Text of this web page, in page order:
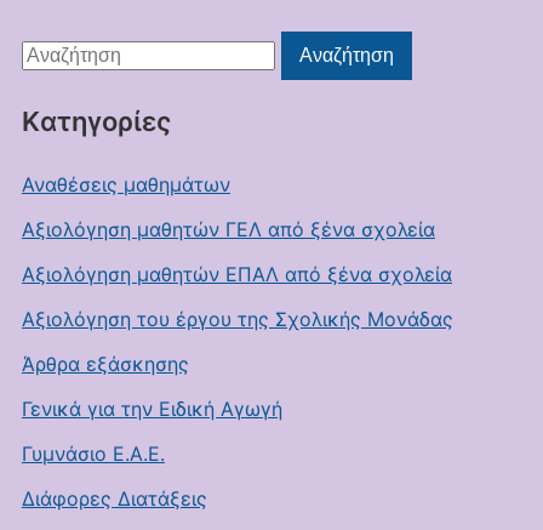
Αναζήτηση
για:
Αναζήτηση
Kατηγορίες
Αναθέσεις μαθημάτων
Αξιολόγηση μαθητών ΓΕΛ από ξένα σχολεία
Αξιολόγηση μαθητών ΕΠΑΛ από ξένα σχολεία
Αξιολόγηση του έργου της Σχολικής Μονάδας
Άρθρα εξάσκησης
Γενικά για την Ειδική Αγωγή
Γυμνάσιο Ε.Α.Ε.
Διάφορες Διατάξεις